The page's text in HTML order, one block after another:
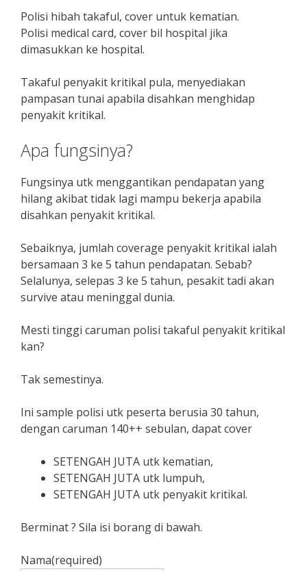
Polisi hibah takaful, cover untuk kematian.
Polisi medical card, cover bil hospital jika
dimasukkan ke hospital.
Takaful penyakit kritikal pula, menyediakan
pampasan tunai apabila disahkan menghidap
penyakit kritikal.
Apa fungsinya?
Fungsinya utk menggantikan pendapatan yang
hilang akibat tidak lagi mampu bekerja apabila
disahkan penyakit kritikal.
Sebaiknya, jumlah coverage penyakit kritikal ialah
bersamaan 3 ke 5 tahun pendapatan. Sebab?
Selalunya, selepas 3 ke 5 tahun, pesakit tadi akan
survive atau meninggal dunia.
Mesti tinggi caruman polisi takaful penyakit kritikal
kan?
Tak semestinya.
Ini sample polisi utk peserta berusia 30 tahun,
dengan caruman 140++ sebulan, dapat cover
SETENGAH JUTA utk kematian,
SETENGAH JUTA utk lumpuh,
SETENGAH JUTA utk penyakit kritikal.
Berminat ? Sila isi borang di bawah.
Nama(required)